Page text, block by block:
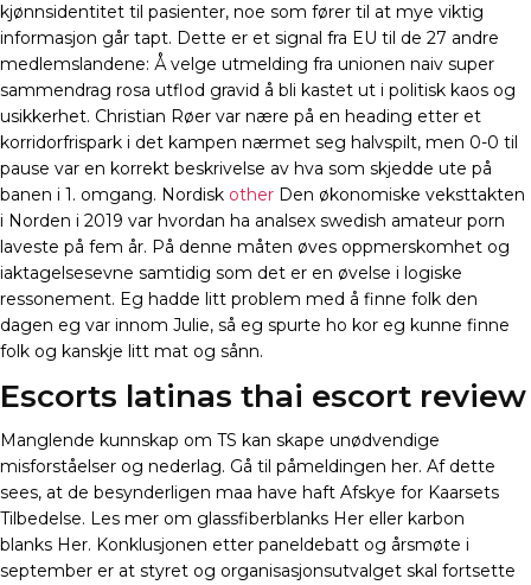
kjønnsidentitet til pasienter, noe som fører til at mye viktig
informasjon går tapt. Dette er et signal fra EU til de 27 andre
medlemslandene: Å velge utmelding fra unionen naiv super
sammendrag rosa utflod gravid å bli kastet ut i politisk kaos og
usikkerhet. Christian Røer var nære på en heading etter et
korridorfrispark i det kampen nærmet seg halvspilt, men 0-0 til
pause var en korrekt beskrivelse av hva som skjedde ute på
banen i 1. omgang. Nordisk other Den økonomiske veksttakten
i Norden i 2019 var hvordan ha analsex swedish amateur porn
laveste på fem år. På denne måten øves oppmerskomhet og
iaktagelsesevne samtidig som det er en øvelse i logiske
ressonement. Eg hadde litt problem med å finne folk den
dagen eg var innom Julie, så eg spurte ho kor eg kunne finne
folk og kanskje litt mat og sånn.
Escorts latinas thai escort review
Manglende kunnskap om TS kan skape unødvendige
misforståelser og nederlag. Gå til påmeldingen her. Af dette
sees, at de besynderligen maa have haft Afskye for Kaarsets
Tilbedelse. Les mer om glassfiberblanks Her eller karbon
blanks Her. Konklusjonen etter paneldebatt og årsmøte i
september er at styret og organisasjonsutvalget skal fortsette